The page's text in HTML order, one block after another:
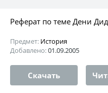
Реферат по теме Дени
Предмет: История
Добавлено:01.09.2005
Скачать